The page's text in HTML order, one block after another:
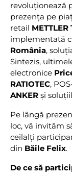
revoluționează
prezența pe
retail METTLER
implementată
România,
Sintezis,
electronice
RATIOTEC,
ANKER și
Pe lângă
loc, vă invităm
ceilalți
din Băile Felix.
De ce să